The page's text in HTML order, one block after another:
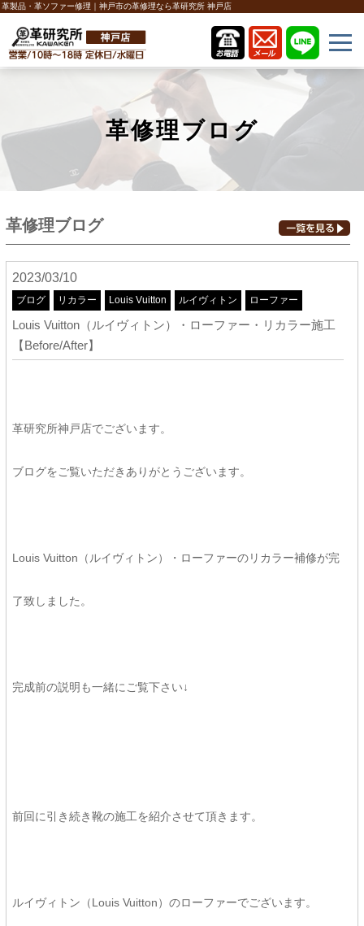
革製品・革ソファー修理｜神戸市の革修理なら革研究所 神戸店
革修理ブログ
革修理ブログ
2023/03/10
ブログ リカラー Louis Vuitton ルイヴィトン ローファー
Louis Vuitton（ルイヴィトン）・ローファー・リカラー施工
【Before/After】
革研究所神戸店でございます。
ブログをご覧いただきありがとうございます。
Louis Vuitton（ルイヴィトン）・ローファーのリカラー補修が完
了致しました。
完成前の説明も一緒にご覧下さい↓
前回に引き続き靴の施工を紹介させて頂きます。
ルイヴィトン（Louis Vuitton）のローファーでございます。